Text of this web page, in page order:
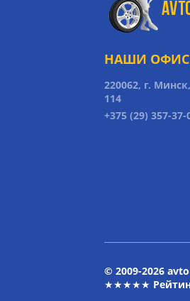
НАШИ
220062, г.
114
+375 (29) 357-
© 2009-2026
★★★★★